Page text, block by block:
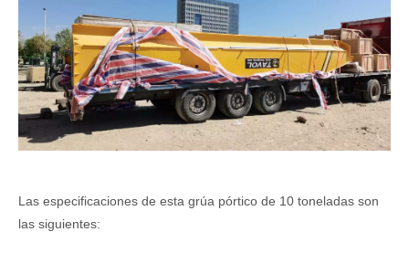
Las especificaciones de esta grúa pórtico de 10 toneladas son
las siguientes: